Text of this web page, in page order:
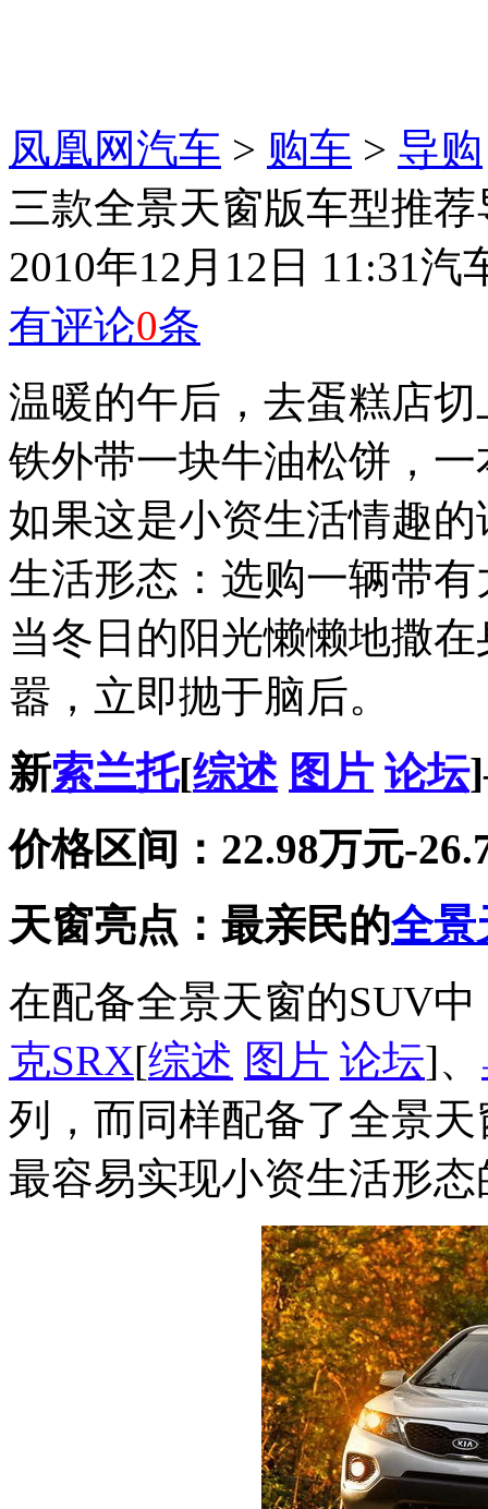
凤凰网汽车 > 购车 > 导购
三款全景天窗版车型推
2010年12月12日 11:31汽
有评论0条
温暖的午后，去蛋糕店
铁外带一块牛油松饼，
如果这是小资生活情趣
生活形态：选购一辆带
当冬日的阳光懒懒地撒
嚣，立即抛于脑后。
新索兰托[综述 图片 论坛
价格区间：22.98万元-
天窗亮点：最亲民的全景
在配备全景天窗的SUV
克SRX[综述 图片 论坛]、
列，而同样配备了全景
最容易实现小资生活形